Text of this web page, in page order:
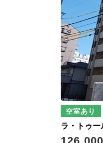
空室あり
ラ・トゥー